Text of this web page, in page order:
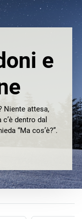
e
Niente attesa,
dentro dal
“Ma cos’è?”.
occhi di chi lo
per ogni